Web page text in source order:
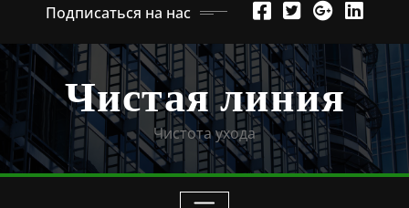
Подписаться на нас
Чистая линия
Чистота ухода